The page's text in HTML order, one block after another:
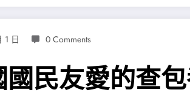
1 日 0 Comments
民友愛的查